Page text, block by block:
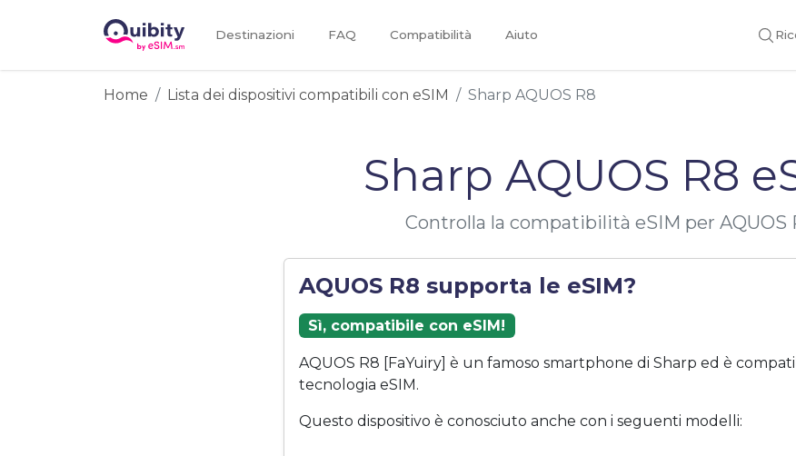
Destinazioni FAQ Compatibilità Aiuto
Home Lista dei dispositivi compatibili con eSIM Sharp AQUOS R8
Sharp AQUOS R8
Controlla la compatibilità eSIM per AQUOS
AQUOS R8 supporta le eSIM?
Sì, compatibile con eSIM!
AQUOS R8 [FaYuiry] è un famoso smartphone di Sharp ed è
tecnologia eSIM.
Questo dispositivo è conosciuto anche con i seguenti modelli: